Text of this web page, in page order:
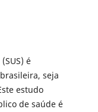
é
seja
estudo
de saúde é